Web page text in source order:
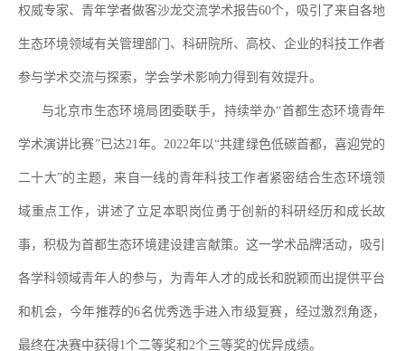
权威专家、青年学者做客沙龙交流学术报告60个，吸引了来自各地
生态环境领域有关管理部门、科研院所、高校、企业的科技工作者
参与学术交流与探索，学会学术影响力得到有效提升。
与北京市生态环境局团委联手，持续举办“首都生态环境青年
学术演讲比赛”已达21年。2022年以“共建绿色低碳首都，喜迎党的
二十大”的主题，来自一线的青年科技工作者紧密结合生态环境领
域重点工作，讲述了立足本职岗位勇于创新的科研经历和成长故
事，积极为首都生态环境建设建言献策。这一学术品牌活动，吸引
各学科领域青年人的参与，为青年人才的成长和脱颖而出提供平台
和机会，今年推荐的6名优秀选手进入市级复赛， 经过激烈角逐，
最终在决赛中获得1个二等奖和2个三等奖的优异成绩。